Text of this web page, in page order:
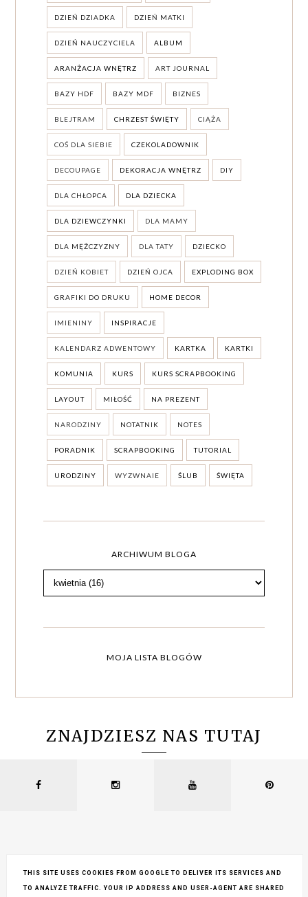
DZIEŃ DZIADKA DZIEŃ MATKI
DZIEŃ NAUCZYCIELA ALBUM
ARANŻACJA WNĘTRZ ART JOURNAL
BAZY HDF BAZY MDF BIZNES
BLEJTRAM CHRZEST ŚWIĘTY CIĄŻA
COŚ DLA SIEBIE CZEKOLADOWNIK
DECOUPAGE DEKORACJA WNĘTRZ DIY
DLA CHŁOPCA DLA DZIECKA
DLA DZIEWCZYNKI DLA MAMY
DLA MĘŻCZYZNY DLA TATY DZIECKO
DZIEŃ KOBIET DZIEŃ OJCA EXPLODING BOX
GRAFIKI DO DRUKU HOME DECOR
IMIENINY INSPIRACJE
KALENDARZ ADWENTOWY KARTKA KARTKI
KOMUNIA KURS KURS SCRAPBOOKING
LAYOUT MIŁOŚĆ NA PREZENT
NARODZINY NOTATNIK NOTES
PORADNIK SCRAPBOOKING TUTORIAL
URODZINY WYZWNAIE ŚLUB ŚWIĘTA
ARCHIWUM BLOGA
MOJA LISTA BLOGÓW
ZNAJDZIESZ NAS TUTAJ
COPYRIGHT ©LEMONCRAFT, BLOGGER
BLOG DESIGN:
THIS SITE USES COOKIES FROM GOOGLE TO DELIVER ITS SERVICES AND
TO ANALYZE TRAFFIC. YOUR IP ADDRESS AND USER-AGENT ARE SHARED